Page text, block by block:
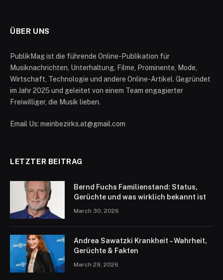
ÜBER UNS
PublikMag ist die führende Online-Publikation für
Musiknachrichten, Unterhaltung, Filme, Prominente, Mode,
Wirtschaft, Technologie und andere Online-Artikel. Gegründet
im Jahr 2025 und geleitet von einem Team engagierter
Freiwilliger, die Musik lieben.
Email Us: meinbezirks.at@gmail.com
LETZTER BEITRAG
Bernd Fuchs Familienstand: Status,
Gerüchte und was wirklich bekannt ist
March 30, 2026
Andrea Sawatzki Krankheit – Wahrheit,
Gerüchte & Fakten
March 29, 2026